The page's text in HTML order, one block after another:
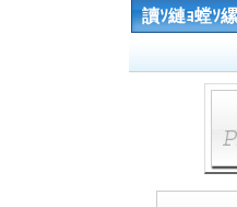
讀ｿ縺ｮ螳ｿ